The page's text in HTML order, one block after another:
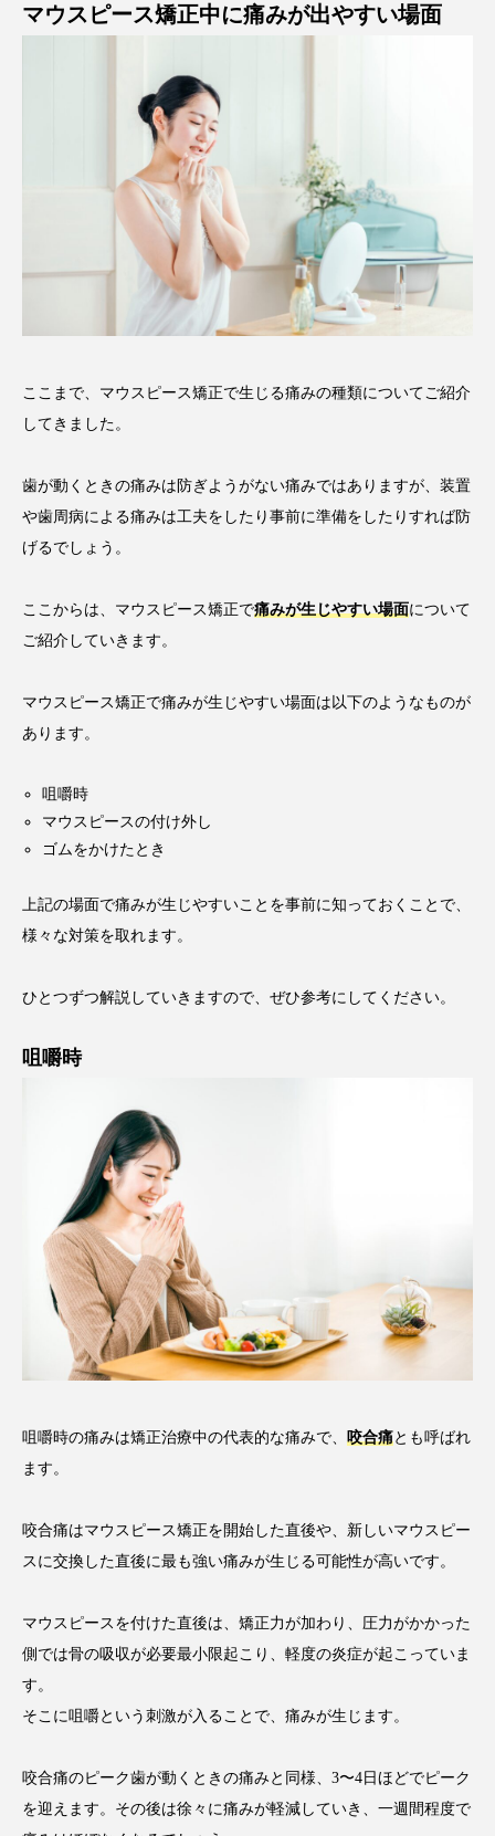
マウスピース矯正中に痛みが出やすい場面
ここまで、マウスピース矯正で生じる痛みの種類についてご紹介
してきました。
歯が動くときの痛みは防ぎようがない痛みではありますが、装置
や歯周病による痛みは工夫をしたり事前に準備をしたりすれば防
げるでしょう。
ここからは、マウスピース矯正で痛みが生じやすい場面について
ご紹介していきます。
マウスピース矯正で痛みが生じやすい場面は以下のようなものが
あります。
咀嚼時
マウスピースの付け外し
ゴムをかけたとき
上記の場面で痛みが生じやすいことを事前に知っておくことで、
様々な対策を取れます。
ひとつずつ解説していきますので、ぜひ参考にしてください。
咀嚼時
咀嚼時の痛みは矯正治療中の代表的な痛みで、 咬合痛とも呼ばれ
ます。
咬合痛はマウスピース矯正を開始した直後や、新しいマウスピー
スに交換した直後に最も強い痛みが生じる可能性が高いです。
マウスピースを付けた直後は、矯正力が加わり、圧力がかかった
側では骨の吸収が必要最小限起こり、軽度の炎症が起こっていま
す。
そこに咀嚼という刺激が入ることで、痛みが生じます。
咬合痛のピーク歯が動くときの痛みと同様、3〜4日ほどでピーク
を迎えます。その後は徐々に痛みが軽減していき、一週間程度で